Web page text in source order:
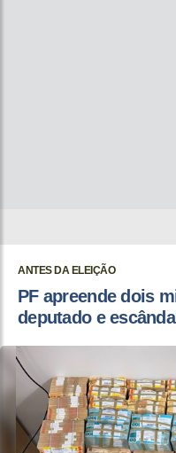
ANTES DA ELEIÇÃO
PF apreende dois
deputado e